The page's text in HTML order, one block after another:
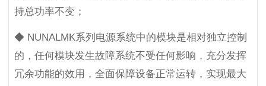
持总功率不变；
◆ NUNALMK系列电源系统中的模块是相对独立控制
的，任何模块发生故障系统不受任何影响，充分发挥
冗余功能的效用，全面保障设备正常运转，实现最大